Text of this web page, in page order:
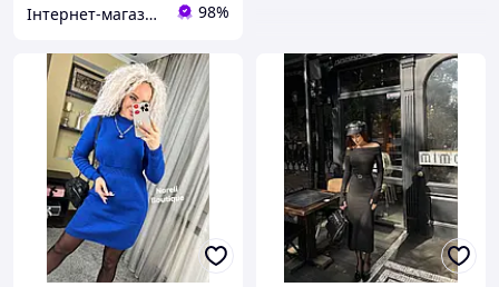
Інтернет-магазин "Butterfly" 98%